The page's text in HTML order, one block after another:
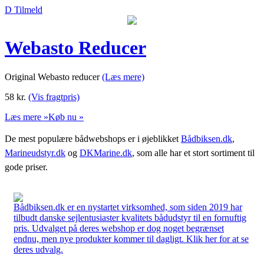
D Tilmeld
Webasto Reducer
Original Webasto reducer(Læs mere)
58 kr. (Vis fragtpris)
Læs mere »Køb nu »
De mest populære bådwebshops er i øjeblikket Bådbiksen.dk,
Marineudstyr.dk og DKMarine.dk, som alle har et stort sortiment til
gode priser.
Bådbiksen.dk er en nystartet virksomhed, som siden 2019 har
tilbudt danske sejlentusiaster kvalitets bådudstyr til en fornuftig
pris. Udvalget på deres webshop er dog noget begrænset
endnu, men nye produkter kommer til dagligt. Klik her for at se
deres udvalg.